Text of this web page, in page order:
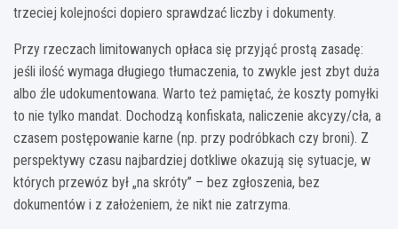
trzeciej kolejności dopiero sprawdzać liczby i dokumenty.
Przy rzeczach limitowanych opłaca się przyjąć prostą zasadę:
jeśli ilość wymaga długiego tłumaczenia, to zwykle jest zbyt duża
albo źle udokumentowana. Warto też pamiętać, że koszty pomyłki
to nie tylko mandat. Dochodzą konfiskata, naliczenie akcyzy/cła, a
czasem postępowanie karne (np. przy podróbkach czy broni). Z
perspektywy czasu najbardziej dotkliwe okazują się sytuacje, w
których przewóz był „na skróty” – bez zgłoszenia, bez
dokumentów i z założeniem, że nikt nie zatrzyma.